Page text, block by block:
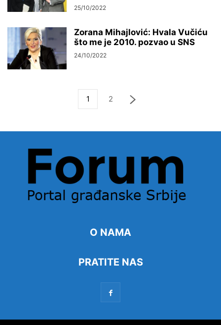
25/10/2022
Zorana Mihajlović: Hvala Vučiću
što me je 2010. pozvao u SNS
24/10/2022
1 2
O NAMA
PRATITE NAS